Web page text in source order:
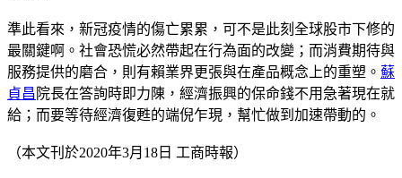
準此看來，新冠疫情的傷亡累累，可不是此刻全球股市下修的
最關鍵啊。社會恐慌必然帶起在行為面的改變；而消費期待與
服務提供的磨合，則有賴業界更張與在產品概念上的重塑。 蘇
貞昌 院長在答詢時即力陳，經濟振興的保命錢不用急著現在就
給；而要等待經濟復甦的端倪乍現，幫忙做到加速帶動的。
（本文刊於2020年3月18日 工商時報）